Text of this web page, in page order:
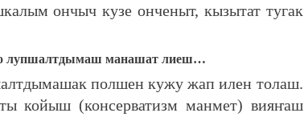
ончыч кузе онченыт, кызытат тугак
манашат лиеш…
полшен кужу жап илен толаш.
койыш (консерватизм манмет) вияҥаш